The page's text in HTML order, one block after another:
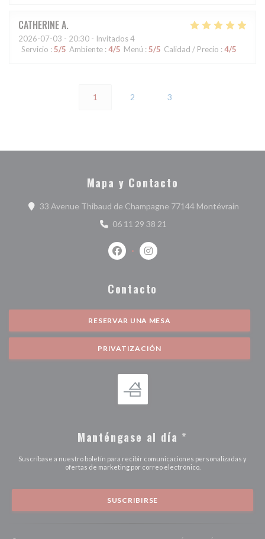
CATHERINEA
2026-07-03 - 20:30 - Invitados 4
Servicio : 5/5 Ambiente : 4/5 Menú : 5/5 Calidad / Precio : 4/5
1 2 3
Mapa y Contacto
33 Avenue Thibaud de Champagne 77144 Montévrain
06 11 29 38 21
Facebook ((abre en una nueva
Instagram ((abre en una
Contacto
RESERVAR UNA MESA
PRIVATIZACIÓN
Manténgase al día *
Suscríbase a nuestro boletín para recibir comunicaciones personalizadas y
ofertas de marketing por correo electrónico.
SUSCRIBIRSE